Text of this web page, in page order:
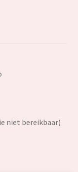
niet bereikbaar)